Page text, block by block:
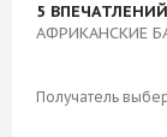
5 ВПЕЧАТЛЕНИЙ
АФРИКАНСКИЕ
Получатель